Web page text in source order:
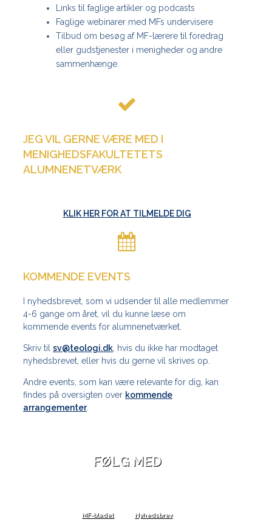
Links til faglige artikler og podcasts
Faglige webinarer med MFs undervisere
Tilbud om besøg af MF-lærere til foredrag
eller gudstjenester i menigheder og andre
sammenhænge.
JEG VIL GERNE VÆRE MED I
MENIGHEDSFAKULTETETS
ALUMNENETVÆRK
KLIK HER FOR AT TILMELDE DIG
KOMMENDE EVENTS
I nyhedsbrevet, som vi udsender til alle medlemmer
4-6 gange om året, vil du kunne læse om
kommende events for alumnenetværket.
Skriv til sv@teologi.dk, hvis du ikke har modtaget
nyhedsbrevet, eller hvis du gerne vil skrives op.
Andre events, som kan være relevante for dig, kan
findes på oversigten over kommende
arrangementer.
FØLG MED
MF-bladet Nyhedsbrev